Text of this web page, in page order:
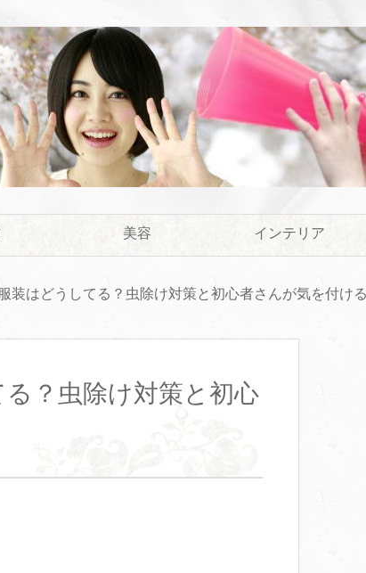
美容 インテリア
装はどうしてる？虫除け対策と初心者さんが気を付ける
？虫除け対策と初心